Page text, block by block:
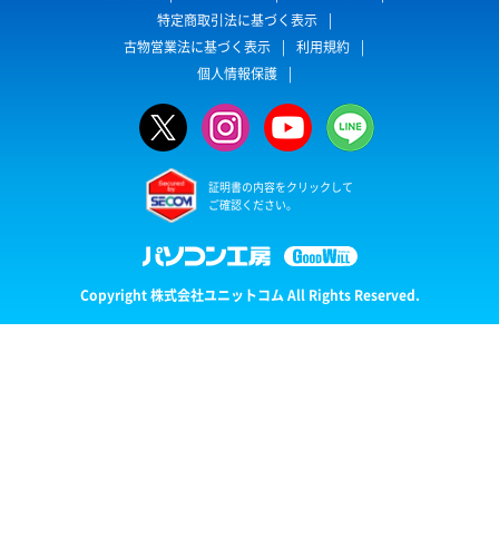
特定商取引法に基づく表示
古物営業法に基づく表示
利用規約
個人情報保護
証明書の内容をクリックして
ご確認ください。
Copyright 株式会社ユニットコム All Rights Reserved.